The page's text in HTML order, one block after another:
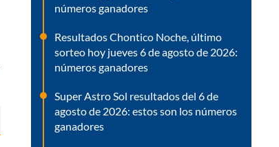
números ganadores
Resultados Chontico Noche, último
sorteo hoy jueves 6 de agosto de 2026:
números ganadores
Super Astro Sol resultados del 6 de
agosto de 2026: estos son los números
ganadores